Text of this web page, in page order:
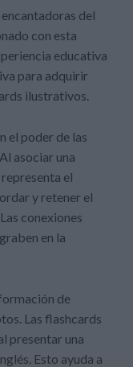
del
con esta
educativa
para adquirir
ilustrativos.
el poder de las
asociar una
el
y retener el
conexiones
en la
de
Las flashcards
presentar una
Esto ayuda a